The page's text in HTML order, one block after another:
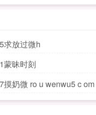
求放过微h
蒙昧时刻
摸奶微 ro u wenwu5 c om